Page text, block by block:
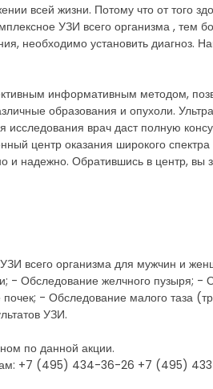
всей жизни. Потому что от того
УЗИ всего организма , тем
необходимо установить диагноз.
информативным методом,
образования и опухоли.
врач даст полную
центр оказания широкого спектра
и надежно. Обратившись в центр,
всего организма для мужчин и
- Обследование желчного пузыря;
- Обследование малого таза
УЗИ.
по данной акции.
+7 (495) 434-36-26 +7 (495)